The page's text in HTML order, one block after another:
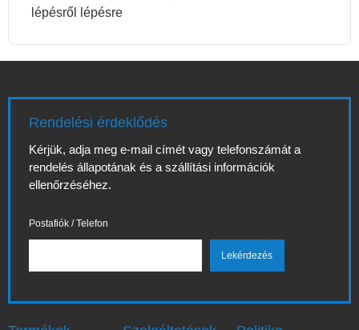
lépésről lépésre
Rendelési érdeklődés
Kérjük, adja meg e-mail címét vagy telefonszámát a
rendelés állapotának és a szállítási információk
ellenőrzéséhez.
Postafiók / Telefon